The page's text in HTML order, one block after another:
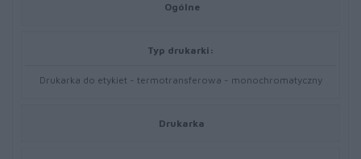
Ogólne
Typ drukarki:
Drukarka do etykiet - termotransferowa - monochromatyczny
Drukarka